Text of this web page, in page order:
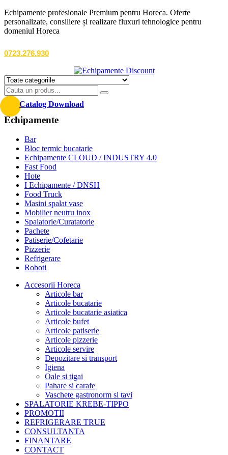
Echipamente profesionale Premium pentru Horeca. Oferte
personalizate, consiliere și realizare fluxuri tehnologice pentru
domeniul Horeca
0723.276.930
Catalog Download
Echipamente
Bar
Bloc termic bucatarie
Echipamente CLOUD / INDUSTRY 4.0
Fast Food
Hote
I Echipamente / DNSH
Food Truck
Masini spalat vase
Mobilier neutru inox
Spalatorie/Curatatorie
Pachete
Patiserie/Cofetarie
Pizzerie
Refrigerare
Roboti
Accesorii Horeca
Articole bar
Articole bucatarie
Articole bucatarie asiatica
Articole bufet
Articole patiserie
Articole pizzerie
Articole servire
Depozitare si transport
Igiena
Oale si tigai
Pahare si carafe
Vaschete gastronorm si tavi
SPALATORIE KREBE-TIPPO
PROMOTII
REFRIGERARE TRUE
CONSULTANTA
FINANTARE
CONTACT